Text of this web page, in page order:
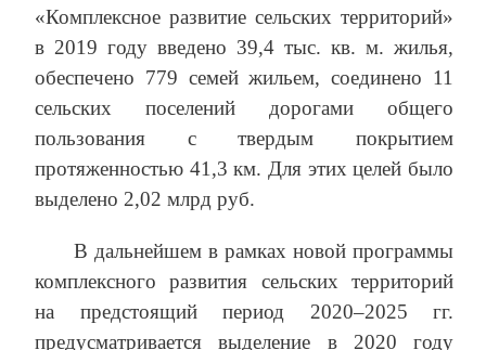
«Комплексное развитие сельских территорий»
в 2019 году введено 39,4 тыс. кв. м. жилья,
обеспечено 779 семей жильем, соединено 11
сельских поселений дорогами общего
пользования с твердым покрытием
протяженностью 41,3 км. Для этих целей было
выделено 2,02 млрд руб.
В дальнейшем в рамках новой программы
комплексного развития сельских территорий
на предстоящий период 2020–2025 гг.
предусматривается выделение в 2020 году